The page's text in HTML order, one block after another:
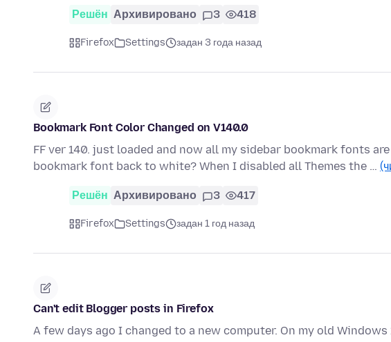
Решён Архивировано 3 418
Firefox Settings задан 3 года назад
Bookmark Font Color Changed on V140.0
FF ver 140. just loaded and now all my sidebar bookmark fonts
bookmark font back to white? When I disabled all Themes the …
Решён Архивировано 3 417
Firefox Settings задан 1 год назад
Can't edit Blogger posts in Firefox
A few days ago I changed to a new computer. On my old